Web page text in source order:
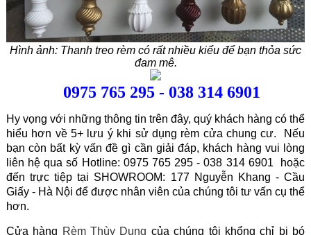
Hình ảnh: Thanh treo rèm có rất nhiều kiểu để bạn thỏa sức
đam mê.
0975 765 295 - 038 314 6901
Hy vọng với những thông tin trên đây, quý khách hàng có thể
hiểu hơn về 5+ lưu ý khi sử dụng rèm cửa chung cư. Nếu
bạn còn bất kỳ vấn đề gì cần giải đáp, khách hàng vui lòng
liên hệ qua số Hotline: 0975 765 295 - 038 314 6901 hoặc
đến trực tiệp tại SHOWROOM: 177 Nguyễn Khang - Cầu
Giấy - Hà Nội để được nhân viên của chúng tôi tư vấn cụ thể
hơn.
Cửa hàng Rèm Thùy Dung của chúng tôi khổng chỉ bị bó